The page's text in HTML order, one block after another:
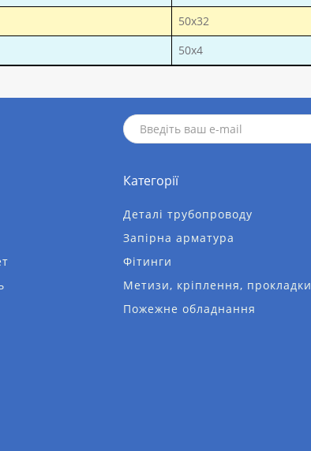
50х32
50х4
Категорії
Деталі трубопроводу
Запірна арматура
Фітинги
Метизи, кріплення, прокладки
Пожежне обладнання